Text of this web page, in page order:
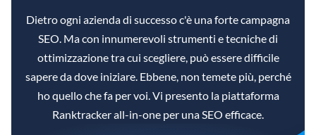
Dietro ogni azienda di successo c'è una forte campagna
SEO. Ma con innumerevoli strumenti e tecniche di
ottimizzazione tra cui scegliere, può essere difficile
sapere da dove iniziare. Ebbene, non temete più, perché
ho quello che fa per voi. Vi presento la piattaforma
Ranktracker all-in-one per una SEO efficace.